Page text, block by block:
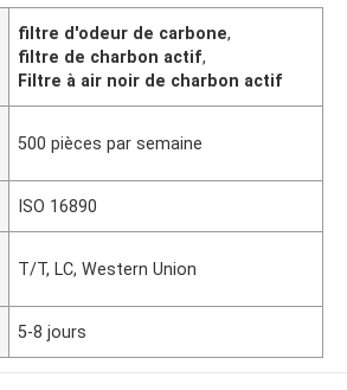
filtre d'odeur de carbone,
filtre de charbon actif,
Filtre à air noir de charbon actif
500 pièces par semaine
ISO 16890
T/T, LC, Western Union
5-8 jours